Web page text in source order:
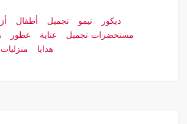
أطفال تجميل تيمو
ديكور
عطور عناية
مستحضرات تجميل
منزليات هدايا